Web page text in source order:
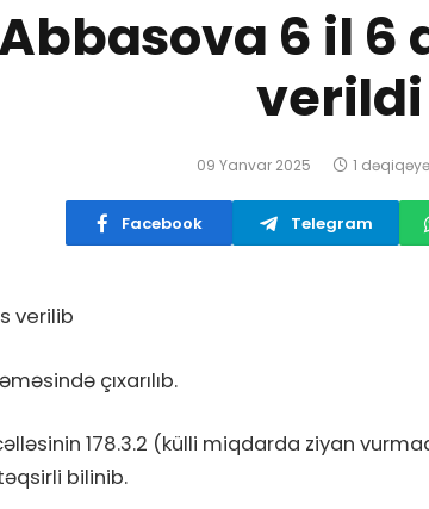
6 il 6
verildi
09 Yanvar 2025 1
Facebook Telegram
verilib
çıxarılıb.
178.3.2 (külli miqdarda ziyan
bilinib.